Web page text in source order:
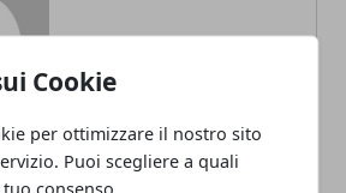
Cookie
per ottimizzare il nostro sito
Puoi scegliere a quali
consenso.